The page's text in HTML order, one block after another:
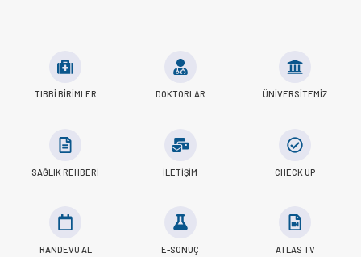
TIBBI BIRIMLER DOKTORLAR ÜNIVERSITEMIZ
SAĞLIK REHBERI İLETIŞIM CHECK UP
RANDEVU AL E-SONUÇ ATLAS TV